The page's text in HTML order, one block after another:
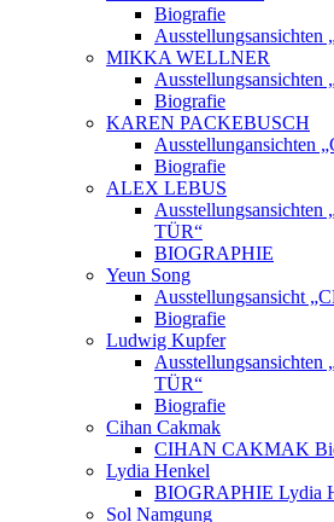
Biografie
Ausstellungsansichten
MIKKA WELLNER
Ausstellungsansichten
Biografie
KAREN PACKEBUSCH
Ausstellungansichten
Biografie
ALEX LEBUS
TÜR“
BIOGRAPHIE
Yeun Song
Ausstellungsansicht
Biografie
Ludwig Kupfer
TÜR“
Biografie
Cihan Cakmak
CIHAN CAKMAK
Lydia Henkel
BIOGRAPHIE Lydia
Sol Namgung